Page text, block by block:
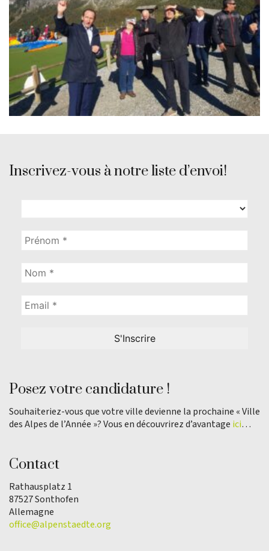
Inscrivez-vous à notre liste d’envoi!
Posez votre candidature !
Souhaiteriez-vous que votre ville devienne la prochaine « Ville
des Alpes de l’Année »? Vous en découvrirez d’avantage ici…
Contact
Rathausplatz 1
87527 Sonthofen
Allemagne
office@alpenstaedte.org